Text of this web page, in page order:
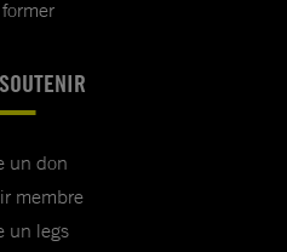
un don
membre
un legs